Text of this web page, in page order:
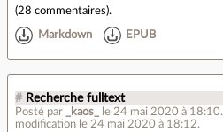
(28 commentaires).
Markdown EPUB
# Recherche fulltext
Posté par _kaos_ le 24 mai 2020 à 18:10.
modification le 24 mai 2020 à 18:12.